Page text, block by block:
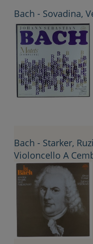
Bach - Sovadina,
Bach - Starker,
Violoncello A